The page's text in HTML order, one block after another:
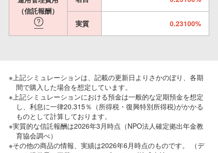
（信託報酬）
実質 0.23100%
※上記シミュレーションは、記載の更新日よりさかのぼり、各期
間で購入した場合を想定しています。
※上記シミュレーションにおける預金は一般的な定期預金を想定
し、利息に一律20.315％（所得税・復興特別所得税)がかかる
ものとして計算しております。
※実質的な信託報酬は2026年3月時点（NPO法人確定拠出年金教
育協会調べ）
※その他の商品の情報、実績は2026年6月時点のものです。 （デ